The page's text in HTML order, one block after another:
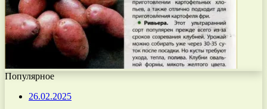
Популярное
26.02.2025